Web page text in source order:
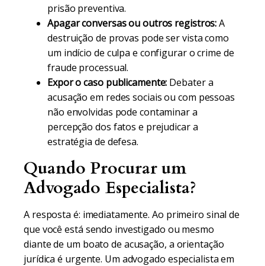
prisão preventiva.
Apagar conversas ou outros registros:A
destruição de provas pode ser vista como
um indício de culpa e configurar o crime de
fraude processual.
Expor o caso publicamente: Debater a
acusação em redes sociais ou com pessoas
não envolvidas pode contaminar a
percepção dos fatos e prejudicar a
estratégia de defesa.
Quando Procurar um
Advogado Especialista?
A resposta é: imediatamente. Ao primeiro sinal de
que você está sendo investigado ou mesmo
diante de um boato de acusação, a orientação
jurídica é urgente. Um advogado especialista em